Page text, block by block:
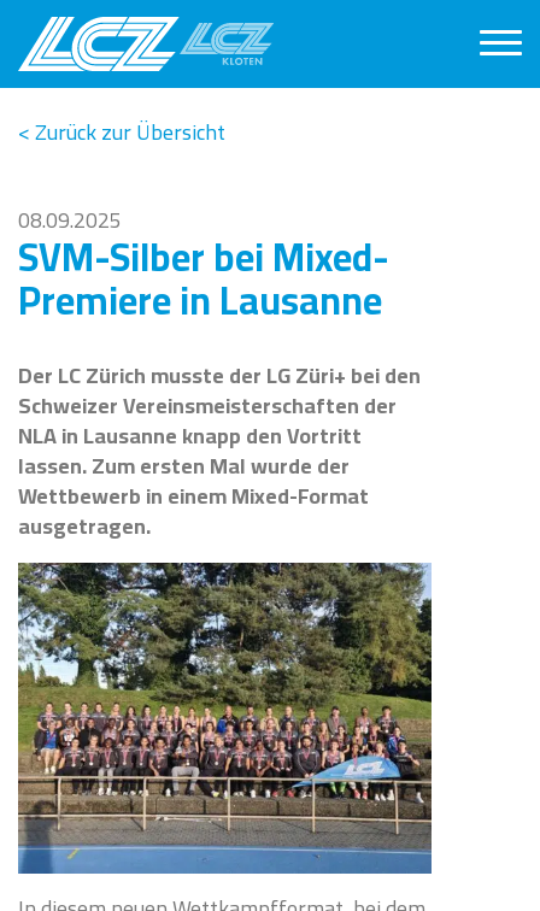
< Zurück zur Übersicht
08.09.2025
SVM-Silber bei Mixed-
Premiere in Lausanne
Der LC Zürich musste der LG Züri+ bei den
Schweizer Vereinsmeisterschaften der
NLA in Lausanne knapp den Vortritt
lassen. Zum ersten Mal wurde der
Wettbewerb in einem Mixed-Format
ausgetragen.